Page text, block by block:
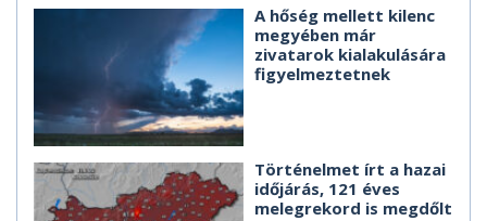
A hőség mellett kilenc
megyében már
zivatarok kialakulására
figyelmeztetnek
Történelmet írt a hazai
időjárás, 121 éves
melegrekord is megdőlt